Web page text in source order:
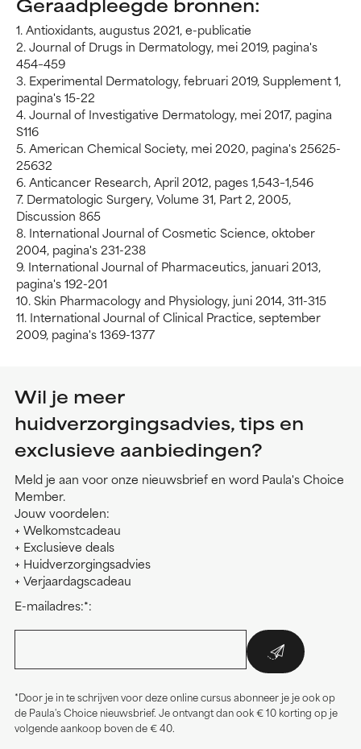
1. Antioxidants, augustus 2021, e-publicatie
2. Journal of Drugs in Dermatology, mei 2019, pagina's
454–459
3. Experimental Dermatology, februari 2019, Supplement 1,
pagina's 15-22
4. Journal of Investigative Dermatology, mei 2017, pagina
S116
5. American Chemical Society, mei 2020, pagina's 25625-
25632
6. Anticancer Research, April 2012, pages 1,543–1,546
7. Dermatologic Surgery, Volume 31, Part 2, 2005,
Discussion 865
8. International Journal of Cosmetic Science, oktober
2004, pagina's 231-238
9. International Journal of Pharmaceutics, januari 2013,
pagina's 192-201
10. Skin Pharmacology and Physiology, juni 2014, 311-315
11. International Journal of Clinical Practice, september
2009, pagina's 1369-1377
Wil je meer
huidverzorgingsadvies, tips en
exclusieve aanbiedingen?
Meld je aan voor onze nieuwsbrief en word Paula's Choice
Member.
Jouw voordelen:
+ Welkomstcadeau
+ Exclusieve deals
+ Huidverzorgingsadvies
+ Verjaardagscadeau
E-mailadres:*:
*Door je in te schrijven voor deze online cursus abonneer je je ook op
de Paula's Choice nieuwsbrief. Je ontvangt dan ook € 10 korting op je
volgende aankoop boven de € 40.